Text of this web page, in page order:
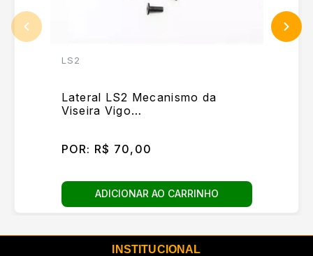
LS2
Lateral LS2 Mecanismo da
Viseira Vigo
POR: R$ 70,00
ADICIONAR AO CARRINHO
INSTITUCIONAL